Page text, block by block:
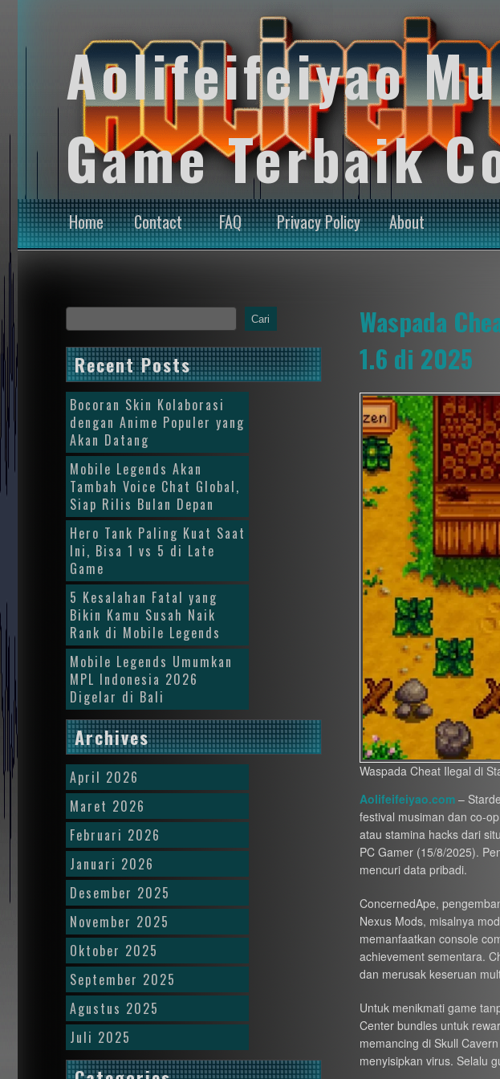
Aolifeifeiyao
Game Terbaik
Home Contact FAQ Privacy Policy About
Waspada
1.6 di 2025
Waspada Cheat Ilegal di
Aolifeifeiyao.com–
festival musiman dan co-
atau stamina hacks dari
PC Gamer (15/8/2025).
mencuri data pribadi.
ConcernedApe,
Nexus Mods, misalnya
memanfaatkan console
achievement sementara.
dan merusak keseruan
Untuk menikmati game
Center bundles untuk
memancing di Skull
menyisipkan virus. Selalu
Cari
Recent Posts
Bocoran Skin Kolaborasi
dengan Anime Populer yang
Akan Datang
Mobile Legends Akan
Tambah Voice Chat Global,
Siap Rilis Bulan Depan
Hero Tank Paling Kuat Saat
Ini, Bisa 1 vs 5 di Late
Game
5 Kesalahan Fatal yang
Bikin Kamu Susah Naik
Rank di Mobile Legends
Mobile Legends Umumkan
MPL Indonesia 2026
Digelar di Bali
Archives
April 2026
Maret 2026
Februari 2026
Januari 2026
Desember 2025
November 2025
Oktober 2025
September 2025
Agustus 2025
Juli 2025